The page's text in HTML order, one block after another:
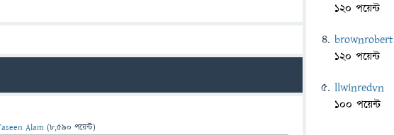
Alam (8,590 পয়েন্ট)
120 পয়েন্ট
brownrobert
120 পয়েন্ট
llwinredvn
100 পয়েন্ট